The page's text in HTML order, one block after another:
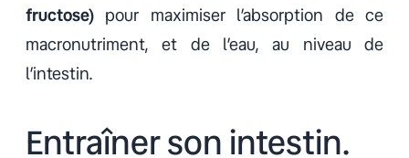
fructose) pour maximiser l’absorption de ce
macronutriment, et de l’eau, au niveau de
l’intestin.
Entraîner son intestin.